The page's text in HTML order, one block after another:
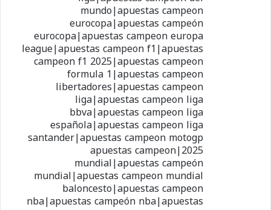
mundo|apuestas campeon
eurocopa|apuestas campeón
eurocopa|apuestas campeon europa
league|apuestas campeon f1|apuestas
campeon f1 2025|apuestas campeon
formula 1|apuestas campeon
libertadores|apuestas campeon
liga|apuestas campeon liga
bbva|apuestas campeon liga
española|apuestas campeon liga
santander|apuestas campeon motogp
2025|apuestas campeon
mundial|apuestas campeón
mundial|apuestas campeon mundial
baloncesto|apuestas campeon
nba|apuestas campeón nba|apuestas